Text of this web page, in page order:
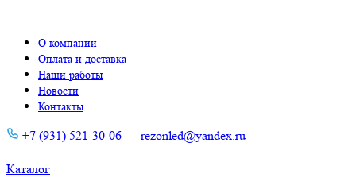
О компании
Оплата и доставка
Наши работы
Новости
Контакты
+7 (931) 521-30-06 rezonled@yandex.ru
Каталог